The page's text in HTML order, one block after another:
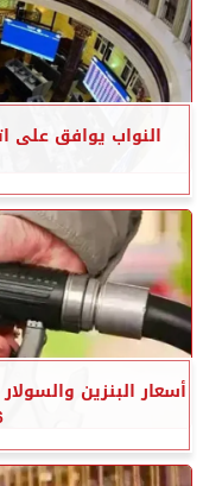
النواب يوافق على
أسعار البنزين
6